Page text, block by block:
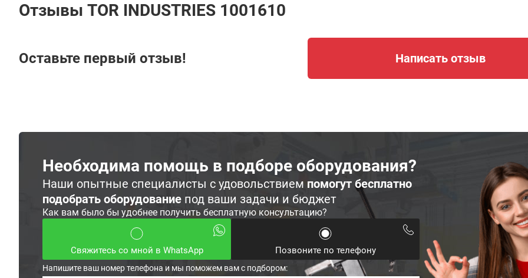
Отзывы TOR INDUSTRIES 1001610
Оставьте первый отзыв! Написать отзыв
Необходима помощь в подборе оборудования?
Наши опытные специалисты с удовольствием помогут бесплатно
подобрать оборудование под ваши задачи и бюджет
Как вам было бы удобнее получить бесплатную консультацию?
Свяжитесь со мной в WhatsApp Позвоните по телефону
Напишите ваш номер телефона и мы поможем вам с подбором: